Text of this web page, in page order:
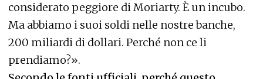
considerato peggiore di Moriarty. È un incubo.
Ma abbiamo i suoi soldi nelle nostre banche,
200 miliardi di dollari. Perché non ce li
prendiamo?».